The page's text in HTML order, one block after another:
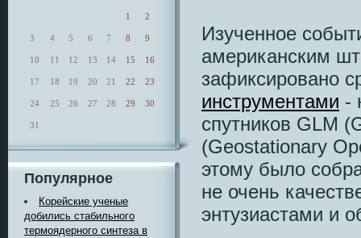
1 2
3 4 5 6 7 8 9
10 11 12 13 14 15 16
17 18 19 20 21 22 23
24 25 26 27 28 29 30
31
Популярное
Корейские ученые
добились стабильного
термоядерного синтеза в
Изученное
американским
зафиксировано
инструментами -
спутников GLM
(Geostationary
этому было
не очень
энтузиастами и